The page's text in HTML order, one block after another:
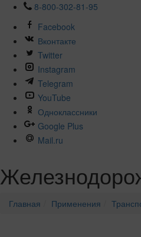
8-800-302-81-95
Facebook
Вконтакте
Twitter
Instagram
Telegram
YouTube
Одноклассники
Google Plus
Mail.ru
Главная Применения